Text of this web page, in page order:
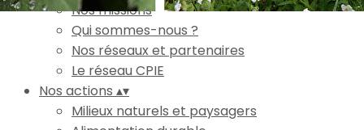
Nos missions
Qui sommes-nous ?
Nos réseaux et partenaires
Le réseau CPIE
Nos actions ▴▾
Milieux naturels et paysagers